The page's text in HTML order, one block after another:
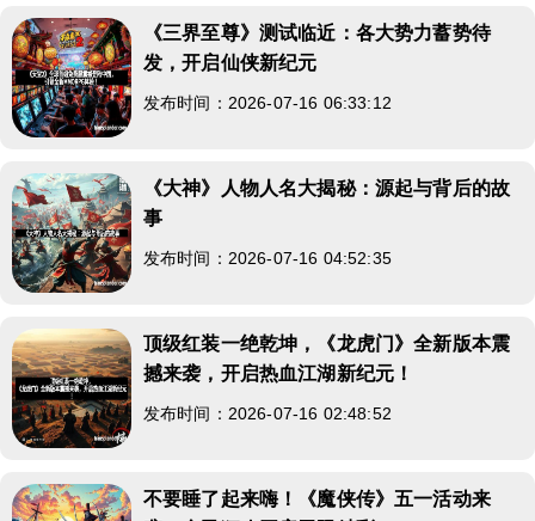
《三界至尊》测试临近：各大势力蓄势待
发，开启仙侠新纪元
发布时间：2026-07-16 06:33:12
《大神》人物人名大揭秘：源起与背后的故
事
发布时间：2026-07-16 04:52:35
顶级红装一绝乾坤，《龙虎门》全新版本震
撼来袭，开启热血江湖新纪元！
发布时间：2026-07-16 02:48:52
不要睡了起来嗨！《魔侠传》五一活动来